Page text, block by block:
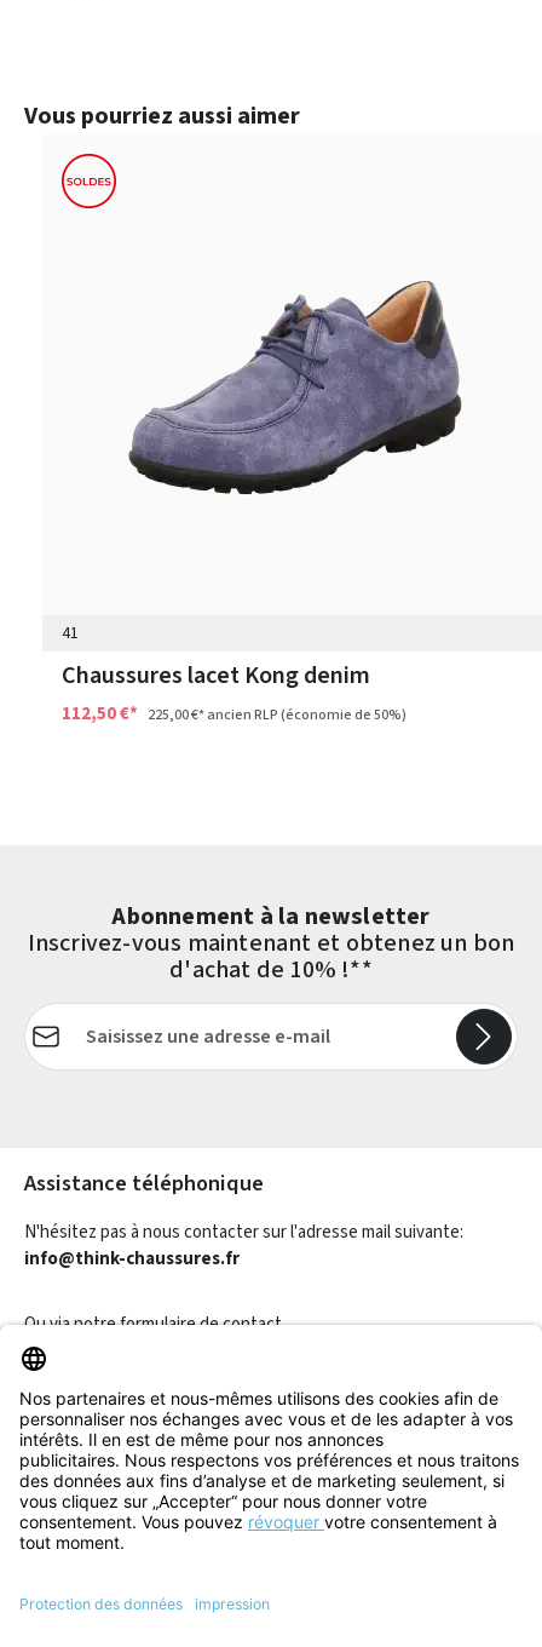
Ignorer la galerie de produits
Vous pourriez aussi aimer
41
Chaussures lacet Kong denim
112,50 €* 225,00 €*ancien RLP(économie de 50%)
Abonnement à la newsletter
Inscrivez-vous maintenant et obtenez un bon
d'achat de 10% !**
Adresse e-mail*
Assistance téléphonique
N'hésitez pas à nous contacter sur l'adresse mail suivante:
info@think-chaussures.fr
Ou via notreformulaire de contact.
Révoquer un contrat
Informations
Aide & Contact